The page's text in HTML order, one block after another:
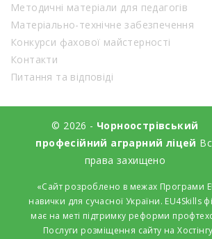
Методичні матеріали для педагогів
Матеріально-технічне забезпечення
Конкурси фахової майстерності
Контакти
Питання та відповіді
© 2026 - Чорноострівський
професійний аграрний ліцей
права захищено
«Сайт розроблено в межах Програми
навички для сучасної України. EU4Skills
має на меті підтримку реформи
Послуги розміщення сайту на